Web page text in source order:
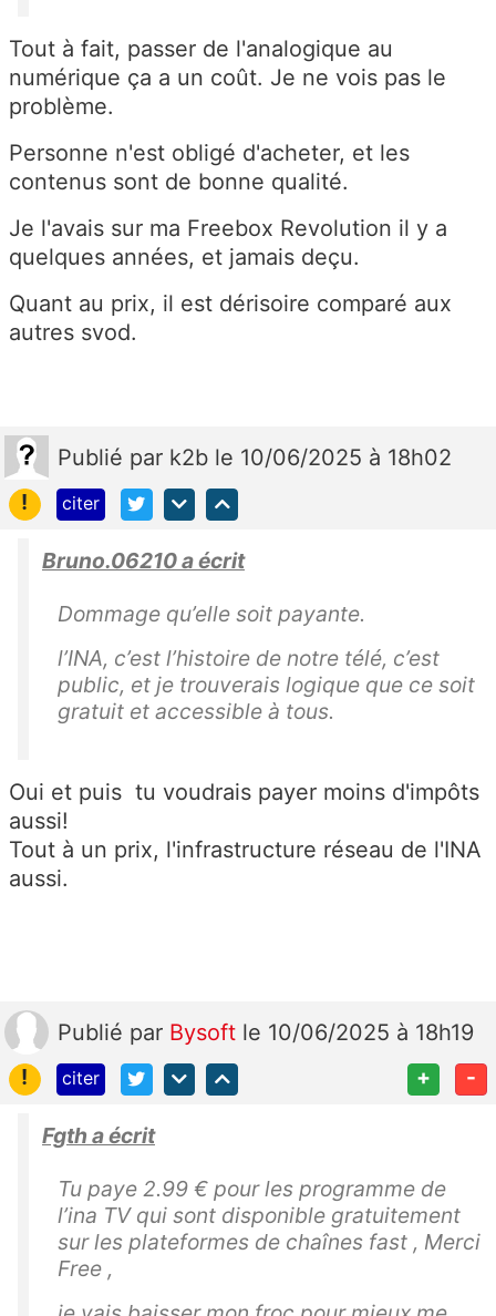
Tout à fait, passer de l'analogique au
numérique ça a un coût. Je ne vois pas le
problème.
Personne n'est obligé d'acheter, et les
contenus sont de bonne qualité.
Je l'avais sur ma Freebox Revolution il y a
quelques années, et jamais deçu.
Quant au prix, il est dérisoire comparé aux
autres svod.
Publié par k2b le 10/06/2025 à 18h02
!
citer
Bruno.06210 a écrit
Dommage qu’elle soit payante.
l’INA, c’est l’histoire de notre télé, c’est
public, et je trouverais logique que ce soit
gratuit et accessible à tous.
Oui et puis tu voudrais payer moins d'impôts
aussi!
Tout à un prix, l'infrastructure réseau de l'INA
aussi.
Publié par Bysoft le 10/06/2025 à 18h19
!
citer + -
Fgth a écrit
Tu paye 2.99 € pour les programme de
l’ina TV qui sont disponible gratuitement
sur les plateformes de chaînes fast , Merci
Free ,